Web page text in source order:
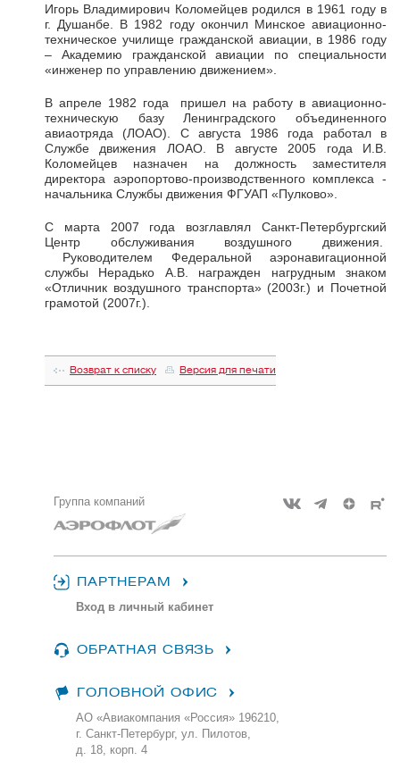
Игорь Владимирович Коломейцев родился в 1961 году в
г. Душанбе. В 1982 году окончил Минское авиационно-
техническое училище гражданской авиации, в 1986 году
– Академию гражданской авиации по специальности
«инженер по управлению движением».
В апреле 1982 года пришел на работу в авиационно-
техническую базу Ленинградского объединенного
авиаотряда (ЛОАО). С августа 1986 года работал в
Службе движения ЛОАО. В августе 2005 года И.В.
Коломейцев назначен на должность заместителя
директора аэропортово-производственного комплекса -
начальника Службы движения ФГУАП «Пулково».
С марта 2007 года возглавлял Санкт-Петербургский
Центр обслуживания воздушного движения.
Руководителем Федеральной аэронавигационной
службы Нерадько А.В. награжден нагрудным знаком
«Отличник воздушного транспорта» (2003г.) и Почетной
грамотой (2007г.).
Возврат к списку Версия для печати
Группа компаний
ПАРТНЕРАМ
Вход в личный кабинет
ОБРАТНАЯ СВЯЗЬ
ГОЛОВНОЙ ОФИС
АО «Авиакомпания «Россия» 196210,
г. Санкт-Петербург, ул. Пилотов,
д. 18, корп. 4